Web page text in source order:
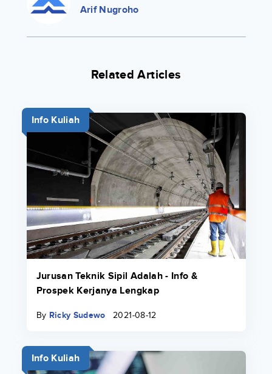
Arif Nugroho
Related Articles
Info Kuliah
Jurusan Teknik Sipil Adalah - Info &
Prospek Kerjanya Lengkap
By Ricky Sudewo 2021-08-12
Info Kuliah